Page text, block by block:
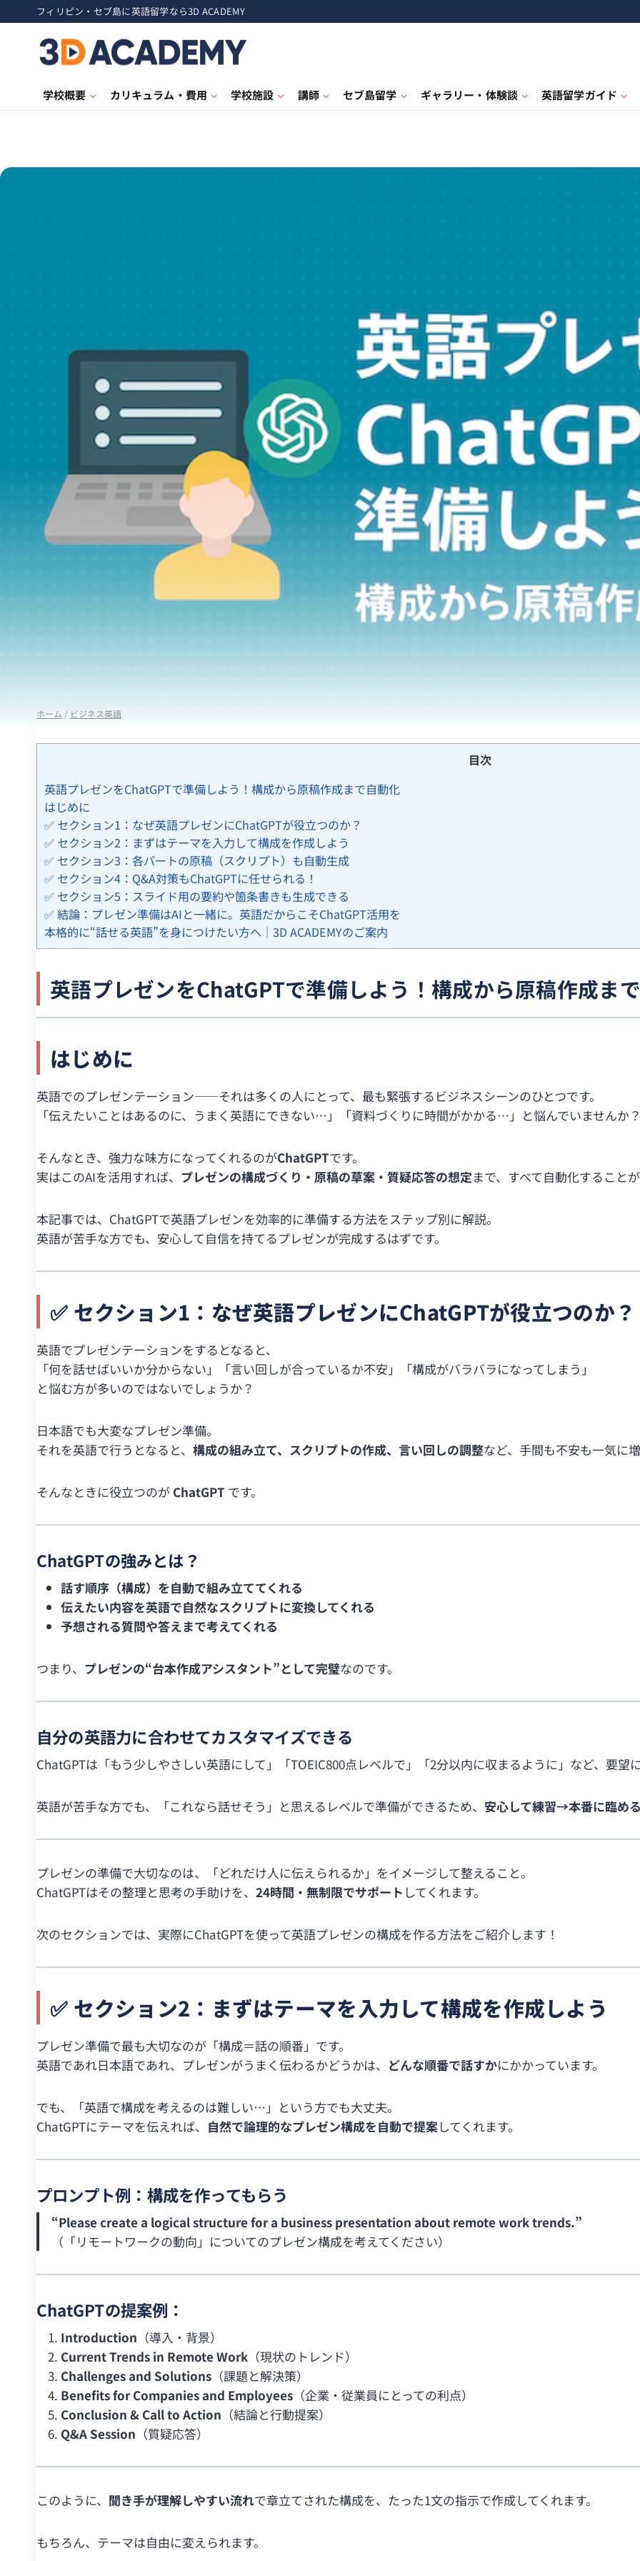
フィリピン・セブ島に英語留学なら3D ACADEMY
学校概要 カリキュラム・費用 学校施設 講師 セブ島留学 ギャラリー・体験談 英語留学ガイド
ホーム / ビジネス英語
目次
英語プレゼンをChatGPTで準備しよう！構成から原稿作成まで自動化
はじめに
✅ セクション1：なぜ英語プレゼンにChatGPTが役立つのか？
✅ セクション2：まずはテーマを入力して構成を作成しよう
✅ セクション3：各パートの原稿（スクリプト）も自動生成
✅ セクション4：Q&A対策もChatGPTに任せられる！
✅ セクション5：スライド用の要約や箇条書きも生成できる
✅ 結論：プレゼン準備はAIと一緒に。英語だからこそChatGPT活用を
本格的に“話せる英語”を身につけたい方へ｜3D ACADEMYのご案内
英語プレゼンをChatGPTで準備しよう！構成から原稿作成ま
はじめに
英語でのプレゼンテーション――それは多くの人にとって、最も緊張するビジネスシーンのひとつです。
「伝えたいことはあるのに、うまく英語にできない…」「資料づくりに時間がかかる…」と悩んでいませんか
そんなとき、強力な味方になってくれるのがChatGPTです。
実はこのAIを活用すれば、 プレゼンの構成づくり・原稿の草案・質疑応答の想定まで、すべて自動化すること
本記事では、ChatGPTで英語プレゼンを効率的に準備する方法をステップ別に解説。
英語が苦手な方でも、安心して自信を持てるプレゼンが完成するはずです。
✅ セクション1：なぜ英語プレゼンにChatGPTが役立つのか？
英語でプレゼンテーションをするとなると、
「何を話せばいいか分からない」「言い回しが合っているか不安」「構成がバラバラになってしまう」
と悩む方が多いのではないでしょうか？
日本語でも大変なプレゼン準備。
それを英語で行うとなると、 構成の組み立て、スクリプトの作成、言い回しの調整など、手間も不安も一気に
そんなときに役立つのが ChatGPT です。
ChatGPTの強みとは？
話す順序（構成）を自動で組み立ててくれる
伝えたい内容を英語で自然なスクリプトに変換してくれる
予想される質問や答えまで考えてくれる
つまり、 プレゼンの“台本作成アシスタント”として完璧なのです。
自分の英語力に合わせてカスタマイズできる
ChatGPTは「もう少しやさしい英語にして」「TOEIC800点レベルで」「2分以内に収まるように」など、要望
英語が苦手な方でも、「これなら話せそう」と思えるレベルで準備ができるため、 安心して練習→本番に臨め
プレゼンの準備で大切なのは、「どれだけ人に伝えられるか」をイメージして整えること。
ChatGPTはその整理と思考の手助けを、 24時間・無制限でサポート してくれます。
次のセクションでは、実際にChatGPTを使って英語プレゼンの構成を作る方法をご紹介します！
✅ セクション2：まずはテーマを入力して構成を作成しよう
プレゼン準備で最も大切なのが「構成＝話の順番」です。
英語であれ日本語であれ、プレゼンがうまく伝わるかどうかは、 どんな順番で話すかにかかっています。
でも、「英語で構成を考えるのは難しい…」という方でも大丈夫。
ChatGPTにテーマを伝えれば、 自然で論理的なプレゼン構成を自動で提案してくれます。
プロンプト例：構成を作ってもらう
“Please create a logical structure for a business presentation about remote work trends.”
（「リモートワークの動向」についてのプレゼン構成を考えてください）
ChatGPTの提案例：
Introduction （導入・背景）
Current Trends in Remote Work （現状のトレンド）
Challenges and Solutions （課題と解決策）
Benefits for Companies and Employees （企業・従業員にとっての利点）
Conclusion & Call to Action （結論と行動提案）
Q&A Session （質疑応答）
このように、 聞き手が理解しやすい流れで章立てされた構成を、たった1文の指示で作成してくれます。
もちろん、テーマは自由に変えられます。